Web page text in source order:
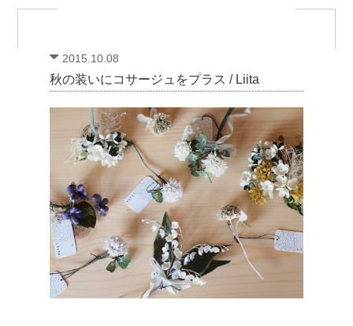
2015.10.08
秋の装いにコサージュをプラス / Liita